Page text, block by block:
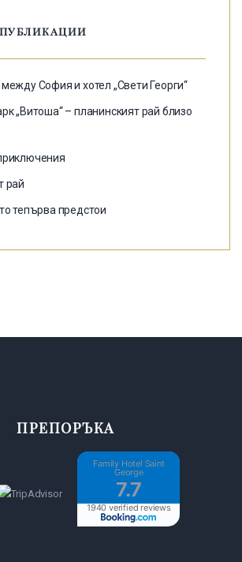
София и хотел „Свети Георги“
„Витоша“ – планинският рай близо
рай
тепърва предстои
ПРЕПОРЪКА
Family Hotel Saint
George
7.7
1940 verified reviews